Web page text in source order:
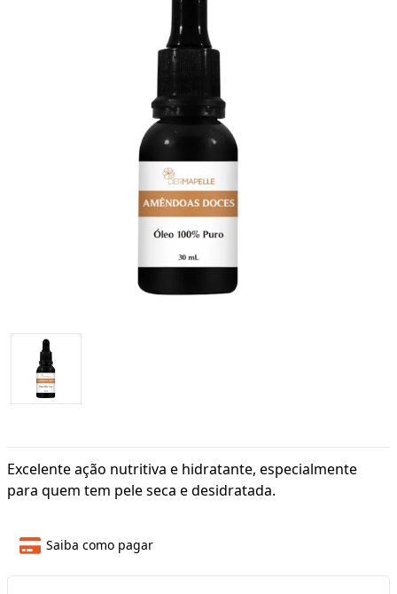
Excelente ação nutritiva e hidratante, especialmente
para quem tem pele seca e desidratada.
Saiba como pagar